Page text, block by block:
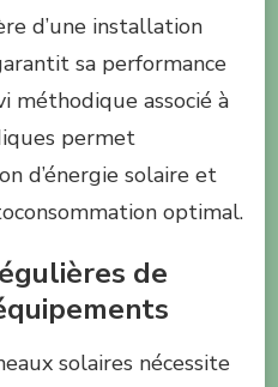
d’une installation
sa performance
méthodique associé à
permet
d’énergie solaire et
optimal.
de
solaires nécessite